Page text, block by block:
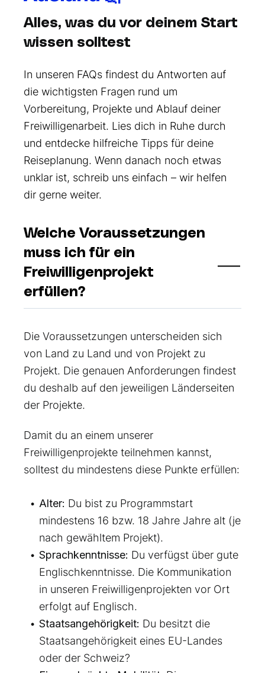
Alles, was du vor deinem Start
wissen solltest
In unseren FAQs findest du Antworten auf
die wichtigsten Fragen rund um
Vorbereitung, Projekte und Ablauf deiner
Freiwilligenarbeit. Lies dich in Ruhe durch
und entdecke hilfreiche Tipps für deine
Reiseplanung. Wenn danach noch etwas
unklar ist, schreib uns einfach – wir helfen
dir gerne weiter.
Welche Voraussetzungen
muss ich für ein
Freiwilligenprojekt
erfüllen?
Die Voraussetzungen unterscheiden sich
von Land zu Land und von Projekt zu
Projekt. Die genauen Anforderungen findest
du deshalb auf den jeweiligen Länderseiten
der Projekte.
Damit du an einem unserer
Freiwilligenprojekte teilnehmen kannst,
solltest du mindestens diese Punkte erfüllen:
Alter: Du bist zu Programmstart
mindestens 16 bzw. 18 Jahre Jahre alt (je
nach gewähltem Projekt).
Sprachkenntnisse: Du verfügst über gute
Englischkenntnisse. Die Kommunikation
in unseren Freiwilligenprojekten vor Ort
erfolgt auf Englisch.
Staatsangehörigkeit: Du besitzt die
Staatsangehörigkeit eines EU-Landes
oder der Schweiz?